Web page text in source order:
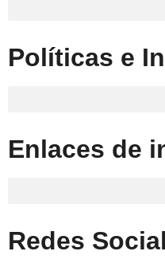
Políticas e
Enlaces de
Redes